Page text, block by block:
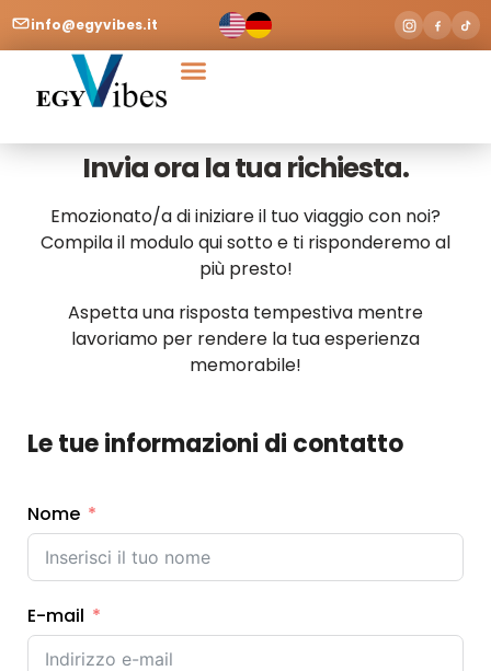
info@egyvibes.it
Invia ora la tua richiesta.
Emozionato/a di iniziare il tuo viaggio con noi?
Compila il modulo qui sotto e ti risponderemo al
più presto!
Aspetta una risposta tempestiva mentre
lavoriamo per rendere la tua esperienza
memorabile!
Le tue informazioni di contatto
Nome
E-mail